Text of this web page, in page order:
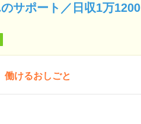
サポート／日収1万1200
働けるおしごと